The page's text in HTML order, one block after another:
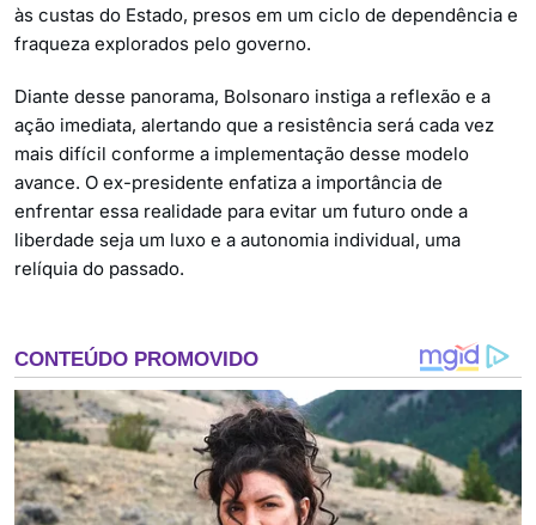
às custas do Estado, presos em um ciclo de dependência e
fraqueza explorados pelo governo.
Diante desse panorama, Bolsonaro instiga a reflexão e a
ação imediata, alertando que a resistência será cada vez
mais difícil conforme a implementação desse modelo
avance. O ex-presidente enfatiza a importância de
enfrentar essa realidade para evitar um futuro onde a
liberdade seja um luxo e a autonomia individual, uma
relíquia do passado.